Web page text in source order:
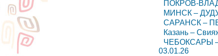
ПОКРОВ-
МИНСК –
САРАНСК –
Казань –
ЧЕБОКСАРЫ
03.01.26